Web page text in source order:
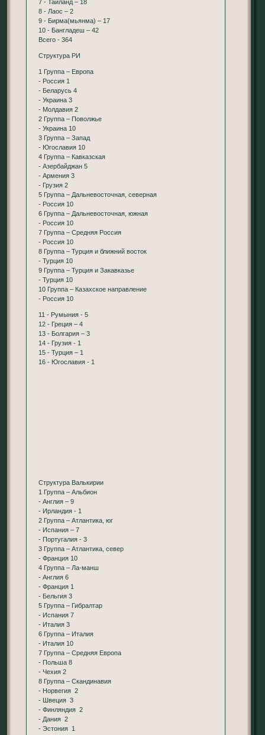
7 - Таиланд – 18
8 - Лаос – 2
9 - Бирма(мьянма) – 17
10 - Бангладеш – 42
Всего - 364
Структура РИ
1 Группа – Европа
- Россия 1
- Беларусь 4
- Украина 3
- Молдавия 2
2 Группа – Поволжье
- Украина 10
3 Группа – Запад
- Югославия 10
4 Группа – Кавказская
- Азербайджан 5
- Армения 3
- Грузия 2
5 Группа – Дальневосточная, северная
- Россия 10
6 Группа – Дальневосточная, южная
- Россия 10
7 Группа – Средняя Россия
- Россия 10
8 Группа – Турция и ближний восток
- Турция 10
9 Группа – Турция и Закавказье
- Турция 10
10 Группа – Казахское направление
- Россия 10
11 - Румыния - 5
12 - Греция – 4
13 - Болгария – 3
14 - Грузия - 1
15 - Турция – 1
16 - Югославия - 1
Структура Валькирии
1 Группа – Альбион
- Англия – 9
- Ирландия - 1
2 Группа – Атлантика, юг
- Испания – 7
- Португалия - 3
3 Группа – Атлантика, север
- Франция 10
4 Группа – Ла-манш
- Англия 6
- Франция 1
- Бельгия 3
5 Группа – Гибралтар
- Испания 7
- Италия 3
6 Группа – Италия
- Италия 10
7 Группа – Средняя Европа
- Польша 8
- Чехия 2
8 Группа – Скандинавия
- Норвегия 2
- Швеция 3
- Финляндия 2
- Дания 2
- Эстония 1